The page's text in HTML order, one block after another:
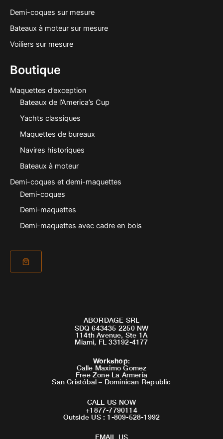
Demi-coques sur mesure
Bateaux à moteur sur mesure
Voiliers sur mesure
Boutique
Maquettes d’exception
Bateaux de l’America’s Cup
Yachts classiques
Maquettes de bureaux
Navires historiques
Bateaux à moteur
Demi-coques et demi-maquettes
Demi-coques
Demi-maquettes
Demi-maquettes avec cadre en bois
ABORDAGE SRL
SDQ 643435 2250 NW
114th Avenue, Ste 1A
Miami, FL 33192-4177
Workshop:
Calle Maximo Gomez
Free Zone La Armeria
San Cristóbal – Dominican Republic
CALL US NOW
+1877-7790114
Outside US : 1-809-528-1992
EMAIL US